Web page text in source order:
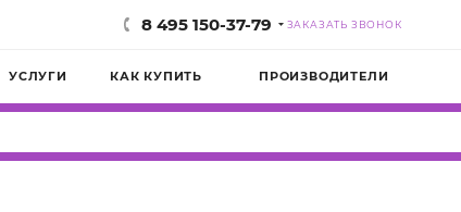
8 495 150-37-79 ЗАКАЗАТЬ ЗВОНОК
УСЛУГИ КАК КУПИТЬ ПРОИЗВОДИТЕЛИ